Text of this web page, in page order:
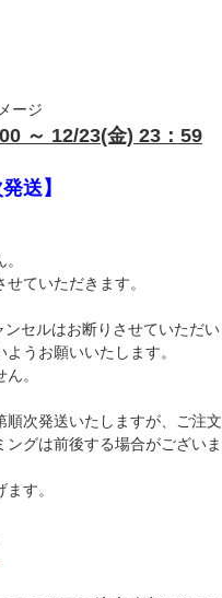
ージ
～ 12/23(金) 23：59
送】
ていただきます。
ンセルはお断りさせていただい
うお願いいたします。
。
順次発送いたしますが、ご注文
グは前後する場合がございま
す。